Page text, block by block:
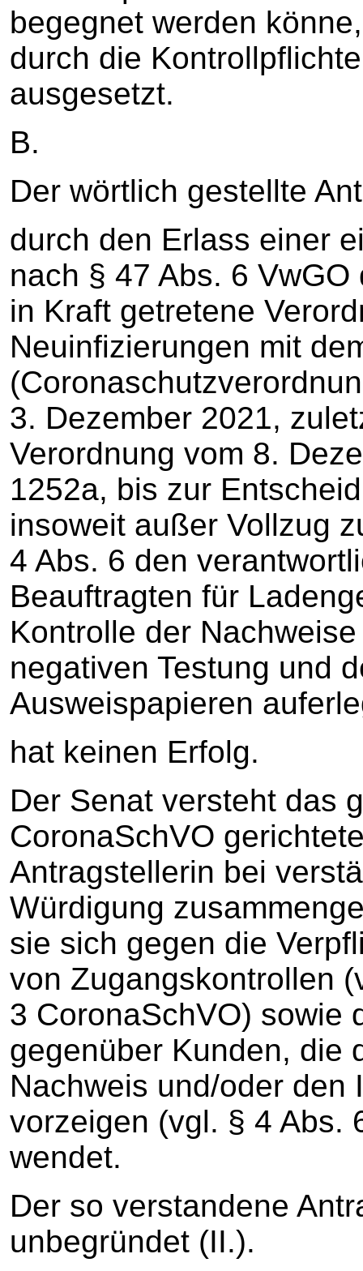
begegnet werden
durch die
ausgesetzt.
B.
Der wörtlich gestellte
durch den Erlass einer
nach § 47 Abs. 6
in Kraft getretene
Neuinfizierungen mit
3. Dezember 2021,
Verordnung vom 8.
1252a, bis zur
insoweit außer Vollzug
4 Abs. 6 den
Beauftragten für
Kontrolle der
negativen Testung und
Ausweispapieren
hat keinen Erfolg.
Der Senat versteht das
CoronaSchVO
Antragstellerin bei
Würdigung
sie sich gegen die
von Zugangskontrollen
3 CoronaSchVO) sowie
gegenüber Kunden, die
Nachweis und/oder den
vorzeigen (vgl. § 4 Abs.
wendet.
Der so verstandene
unbegründet (II.).